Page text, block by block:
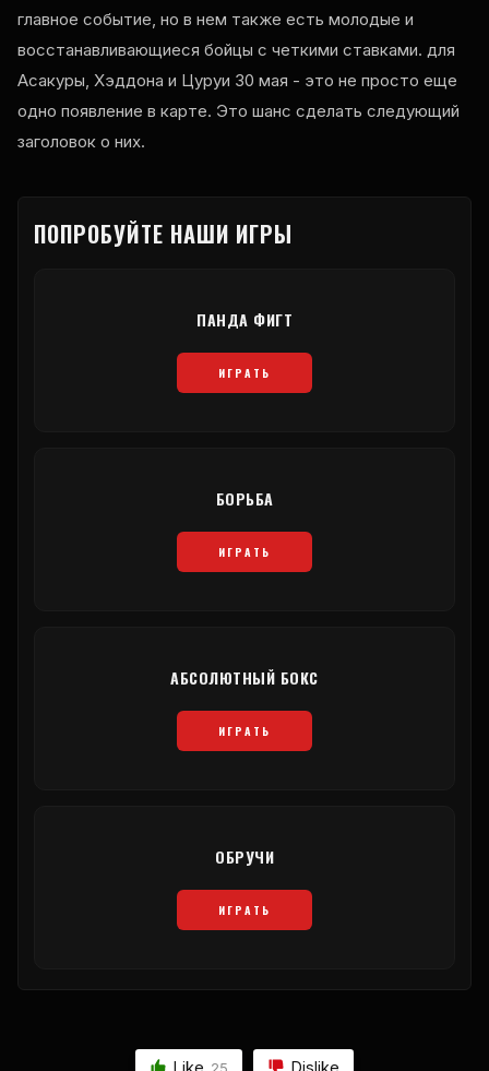
главное событие, но в нем также есть молодые и
восстанавливающиеся бойцы с четкими ставками. для
Асакуры, Хэддона и Цуруи 30 мая - это не просто еще
одно появление в карте. Это шанс сделать следующий
заголовок о них.
ПОПРОБУЙТЕ НАШИ ИГРЫ
ПАНДА ФИГТ
ИГРАТЬ
БОРЬБА
ИГРАТЬ
АБСОЛЮТНЫЙ БОКС
ИГРАТЬ
ОБРУЧИ
ИГРАТЬ